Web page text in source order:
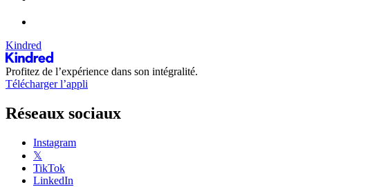
Kindred
Profitez de l’expérience dans son intégralité.
Télécharger l’appli
Réseaux sociaux
Instagram
𝕏
TikTok
LinkedIn